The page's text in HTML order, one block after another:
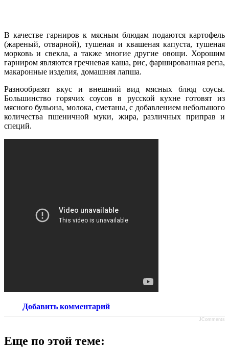
В качестве гарниров к мясным блюдам подаются картофель
(жареный, отварной), тушеная и квашеная капуста, тушеная
морковь и свекла, а также многие другие овощи. Хорошим
гарниром являются гречневая каша, рис, фаршированная репа,
макаронные изделия, домашняя лапша.
Разнообразят вкус и внешний вид мясных блюд соусы.
Большинство горячих соусов в русской кухне готовят из
мясного бульона, молока, сметаны, с добавлением небольшого
количества пшеничной муки, жира, различных приправ и
специй.
Добавить комментарий
JComments
Еще по этой теме: